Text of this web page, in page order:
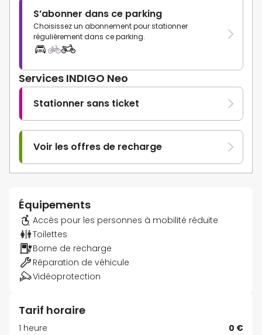
S’abonner dans ce parking
Choisissez un abonnement pour stationner
régulièrement dans ce parking.
Services INDIGO Neo
Stationner sans ticket
Voir les offres de recharge
Équipements
Accès pour les personnes à mobilité réduite
Toilettes
Borne de recharge
Réparation de véhicule
Vidéoprotection
Tarif horaire
1 heure
0 €